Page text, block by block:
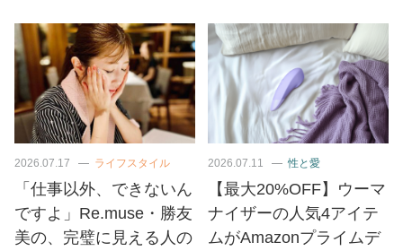
2026.07.17 ライフスタイル
「仕事以外、できないん
ですよ」Re.muse・勝友
美の、完璧に見える人の
2026.07.11 性と愛
【最大20%OFF】ウーマ
ナイザーの人気4アイテ
ムがAmazonプライムデ